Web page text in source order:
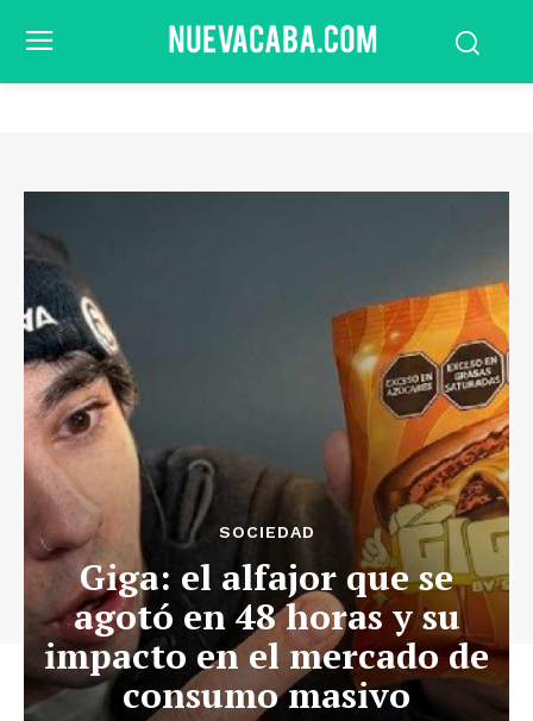
SOCIEDAD
Giga: el alfajor que se
agotó en 48 horas y su
impacto en el mercado de
consumo masivo